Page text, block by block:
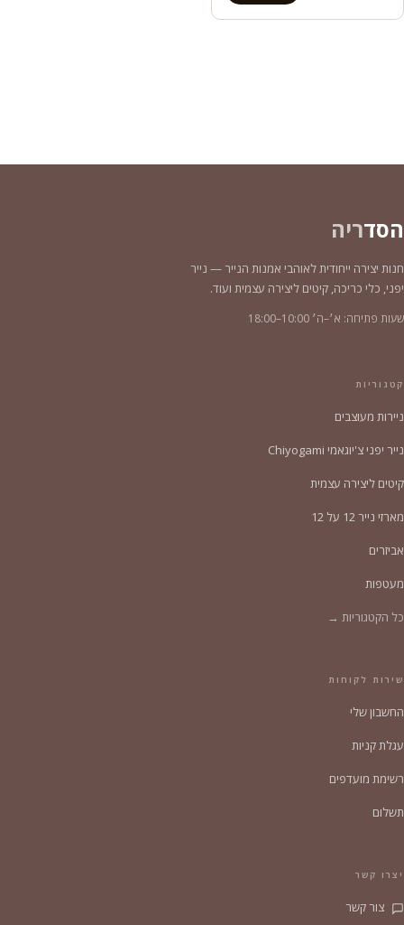
הסדריה
חנות יצירה ייחודית לאוהבי אמנות הנייר — נייר
יפני, כלי כריכה, קיטים ליצירה עצמית ועוד.
שעות פתיחה: א׳–ה׳ 10:00–18:00
קטגוריות
ניירות מעוצבים
נייר יפני צ'יוגאמי Chiyogami
קיטים ליצירה עצמית
מארזי נייר 12 על 12
אביזרים
מעטפות
כל הקטגוריות →
שירות לקוחות
החשבון שלי
עגלת קניות
רשימת מועדפים
תשלום
יצרו קשר
צור קשר